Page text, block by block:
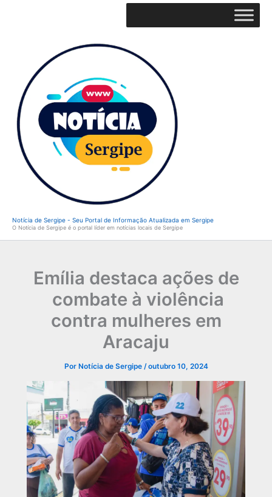
Notícia de Sergipe - Seu Portal de Informação Atualizada em Sergipe
O Notícia de Sergipe é o portal líder em notícias locais de Sergipe
Emília destaca ações de
combate à violência
contra mulheres em
Aracaju
Por Notícia de Sergipe /outubro 10, 2024